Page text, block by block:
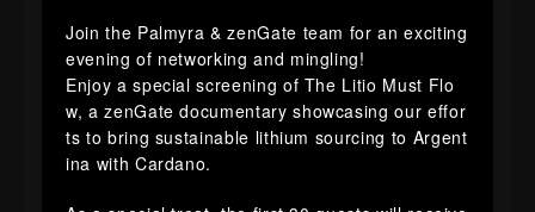
​Join the Palmyra & zenGate team for an exciting
evening of networking and mingling!
​Enjoy a special screening of The Litio Must Flo
w, a zenGate documentary showcasing our effor
ts to bring sustainable lithium sourcing to Argent
ina with Cardano.